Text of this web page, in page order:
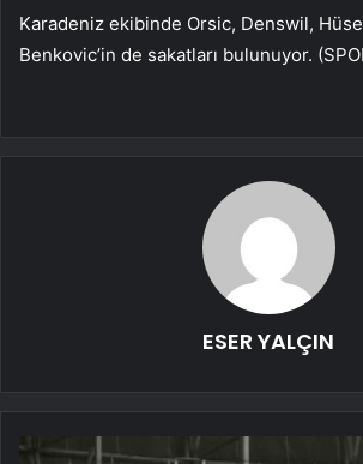
Karadeniz ekibinde Orsic, Denswil,
Benkovic’in de sakatları bulunuyor.
ESER YALÇIN